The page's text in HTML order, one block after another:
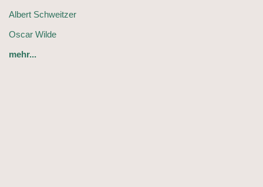
Albert Schweitzer
Oscar Wilde
mehr...